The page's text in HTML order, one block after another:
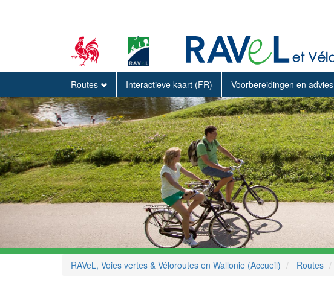
Routes Interactieve kaart (FR) Voorbereidingen en advies
RAVeL, Voies vertes & Véloroutes en Wallonie (Accueil) Routes